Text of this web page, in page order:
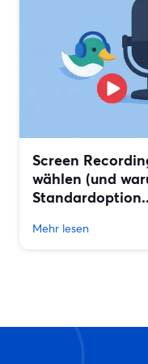
Screen
wählen (und
Mehr lesen